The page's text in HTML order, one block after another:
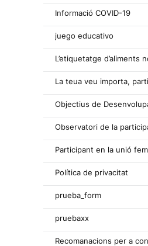
Informació COVID-19
juego educativo
L’etiquetatge d’aliments
La teua veu importa,
Objectius de
Observatori de la
Participant en la unió
Política de privacitat
prueba_form
pruebaxx
Recomanacions per a